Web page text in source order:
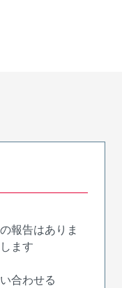
報告はありま
ます
合わせる